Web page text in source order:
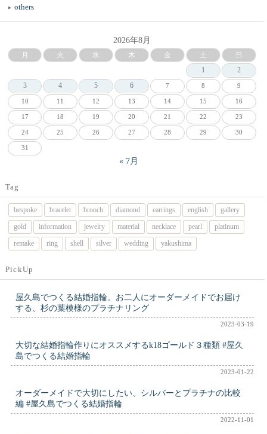
others
2026年8月
月 火 水 木 金 土
日
1
2
3
4 5 6 7 8 9
10 11 12 13 14 15 16
17 18 19 20 21 22 23
24 25 26 27 28 29 30
31
« 7月
Tag
bespoke bracelet brooch diamond earrings english
gallery
gold
information jewelry material necklace pearl
platinum
remake
ring shell silver wedding yakushima
PickUp
屋久島でつくる結婚指輪。お二人にオーダーメイドでお届け
する、杉の葉模様のプラチナリング
2023-03-19
大切な結婚指輪作りにオススメするk18ゴールド３種類 #屋久
島でつくる結婚指輪
2023-01-22
オーダーメイドで大切にしたい、シルバーとプラチナの比較
編 #屋久島でつくる結婚指輪
2022-11-01